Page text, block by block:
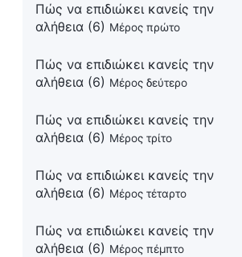
Πώς να επιδιώκει κανείς την
αλήθεια (6) Μέρος πρώτο
Πώς να επιδιώκει κανείς την
αλήθεια (6) Μέρος δεύτερο
Πώς να επιδιώκει κανείς την
αλήθεια (6) Μέρος τρίτο
Πώς να επιδιώκει κανείς την
αλήθεια (6) Μέρος τέταρτο
Πώς να επιδιώκει κανείς την
αλήθεια (6) Μέρος πέμπτο